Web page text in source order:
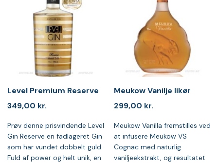
Level Premium Reserve
349,00 kr.
Prøv denne prisvindende Level
Gin Reserve en fadlageret Gin
som har vundet dobbelt guld.
Fuld af power og helt unik, en
Meukow Vanilje likør
299,00 kr.
Meukow Vanilla fremstilles ved
at infusere Meukow VS
Cognac med naturlig
vaniljeekstrakt, og resultatet